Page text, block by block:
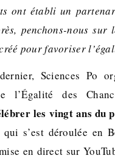
ont établi un
penchons-nous sur
pour favoriser
Sciences Po
l’Égalité des
les vingt ans du
qui s’est déroulée en
en direct sur